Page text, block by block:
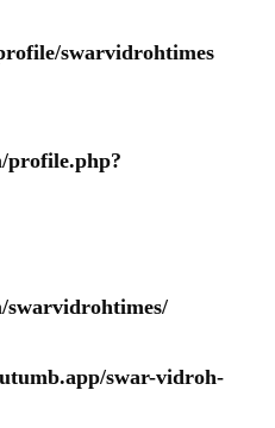
swarvidrohtimes
profile.php?
swarvidrohtimes/
swar-vidroh-